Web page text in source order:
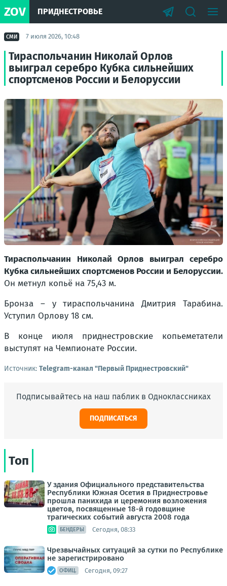
ZOV ПРИДНЕСТРОВЬЕ
СМИ 7 июля 2026, 10:48
Тираспольчанин Николай Орлов
выиграл серебро Кубка сильнейших
спортсменов России и Белоруссии
Тираспольчанин Николай Орлов выиграл серебро
Кубка сильнейших спортсменов России и Белоруссии.
Он метнул копьё на 75,43 м.
Бронза – у тираспольчанина Дмитрия Тарабина.
Уступил Орлову 18 см.
В конце июля приднестровские копьеметатели
выступят на Чемпионате России.
Источник: Telegram-канал "Первый Приднестровский"
Подписывайтесь на наш паблик в Одноклассниках
ПОДПИСАТЬСЯ
Топ
У здания Официального представительства
Республики Южная Осетия в Приднестровье
прошла панихида и церемония возложения
цветов, посвященные 18-й годовщине
трагических событий августа 2008 года
БЕНДЕРЫ Сегодня, 08:33
Чрезвычайных ситуаций за сутки по Республике
не зарегистрировано
ОФИЦ. Сегодня, 09:27